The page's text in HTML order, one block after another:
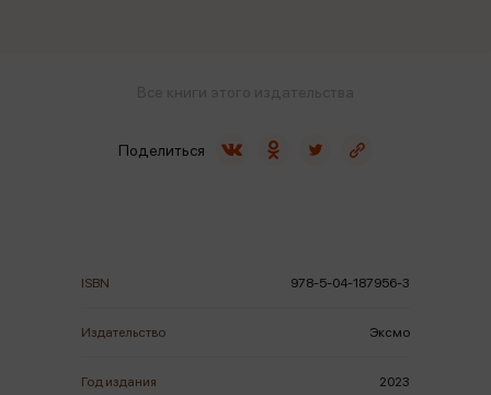
ISBN 978-5-04-187956-3
Издательство Эксмо
Год издания 2023
Поделиться